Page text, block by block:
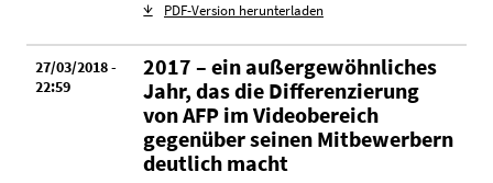
PDF-Version herunterladen
27/03/2018 -
22:59
2017 – ein außergewöhnliches
Jahr, das die Differenzierung
von AFP im Videobereich
gegenüber seinen Mitbewerbern
deutlich macht